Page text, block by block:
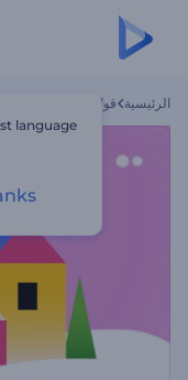
الرئيسية قوالب
language